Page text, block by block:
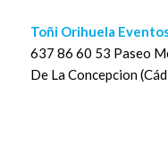
Toñi Orihuela
637 86 60 53 Paseo
De La Concepcion